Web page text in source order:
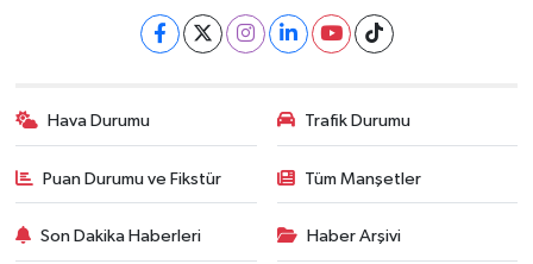
Hava Durumu Trafik Durumu
Puan Durumu ve Fikstür Tüm Manşetler
Son Dakika Haberleri Haber Arşivi